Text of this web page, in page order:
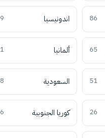
86 اندونيسيا
65 ألمانيا
51 السعودية
26 كوريا الجنوبية